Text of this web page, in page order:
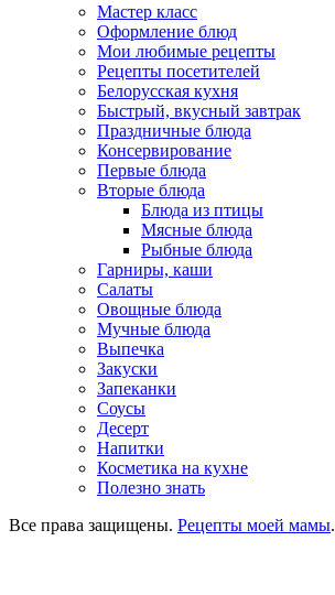
Мастер класс
Оформление блюд
Мои любимые рецепты
Рецепты посетителей
Белорусская кухня
Быстрый, вкусный завтрак
Праздничные блюда
Консервирование
Первые блюда
Вторые блюда
Блюда из птицы
Мясные блюда
Рыбные блюда
Гарниры, каши
Салаты
Овощные блюда
Мучные блюда
Выпечка
Закуски
Запеканки
Соусы
Десерт
Напитки
Косметика на кухне
Полезно знать
Все права защищены. Рецепты моей мамы.